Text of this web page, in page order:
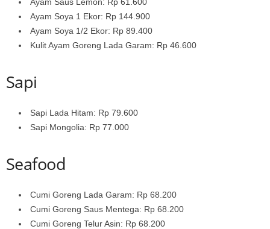
Ayam Soya 1 Ekor: Rp 144.900
Ayam Soya 1/2 Ekor: Rp 89.400
Kulit Ayam Goreng Lada Garam: Rp 46.600
Sapi
Sapi Lada Hitam: Rp 79.600
Sapi Mongolia: Rp 77.000
Seafood
Cumi Goreng Lada Garam: Rp 68.200
Cumi Goreng Saus Mentega: Rp 68.200
Cumi Goreng Telur Asin: Rp 68.200